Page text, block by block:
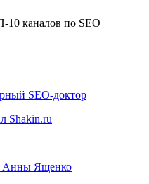
SEO-доктор
Shakin.ru
Анны Ященко